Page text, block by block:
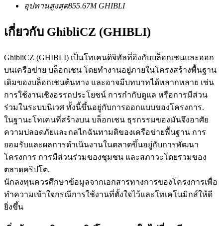
ฟิวเจอร์ส USDC
ฟิวเจอร์สที่ใช้ USDC เป็นหลักประกัน
คัดลอกการซื้อขาย
เข้าร่วมกับเทรดเดอร์ชั้นนำ
อุปทานสูงสุด855.67M GHIBLI
เกี่ยวกับ GhibliCZ (GHIBLI)
GhibliCZ (GHIBLI) เป็นโทเคนดิจิทัลที่อิงกับบล็อกเชนและออก
บนเครือข่าย บล็อกเชน โดยทำงานอยู่ภายในโครงสร้างพื้นฐาน
เดิมของบล็อกเชนต้นทาง และอาจมีบทบาทได้หลากหลาย เช่น
การใช้งานเชิงอรรถประโยชน์ การกำกับดูแล หรือการมีส่วน
ร่วมในระบบนิเวศ ทั้งนี้ขึ้นอยู่กับการออกแบบของโครงการ.
ในฐานะโทเคนที่สร้างบน บล็อกเชน ธุรกรรมของมันจึงอาศัย
ความปลอดภัยและกลไกฉันทามติของเครือข่ายพื้นฐาน การ
ยอมรับและผลการดำเนินงานในตลาดขึ้นอยู่กับการพัฒนา
โครงการ การมีส่วนร่วมของชุมชน และสภาวะโดยรวมของ
ตลาดคริปโต.
นักลงทุนควรศึกษาข้อมูลจากเอกสารทางการของโครงการเพื่อ
ทำความเข้าใจกรณีการใช้งานที่ตั้งใจไว้และโทเคโนมิกส์ให้ดี
ยิ่งขึ้น